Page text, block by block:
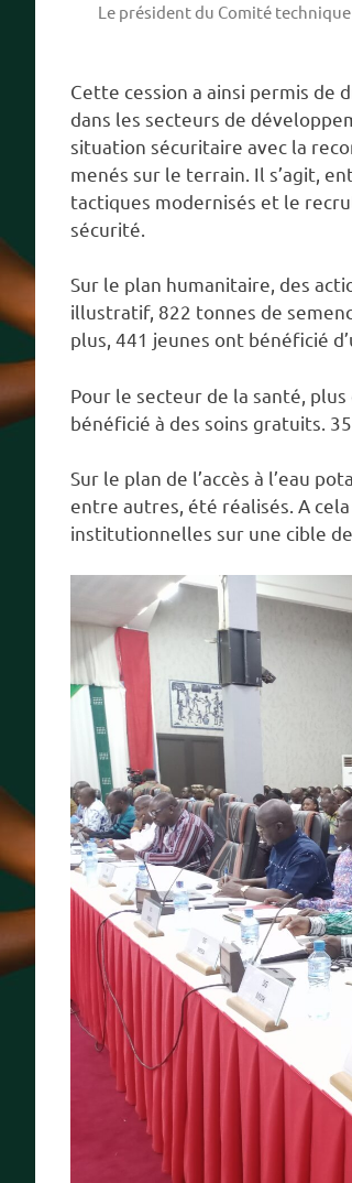
Le président du Comité
Cette cession a ainsi permis de
dans les secteurs de
situation sécuritaire avec la
menés sur le terrain. Il s’agit,
tactiques modernisés et le
sécurité.
Sur le plan humanitaire, des
illustratif, 822 tonnes de
plus, 441 jeunes ont bénéficié
Pour le secteur de la santé,
bénéficié à des soins gratuits.
Sur le plan de l’accès à l’eau
entre autres, été réalisés. A
institutionnelles sur une cible